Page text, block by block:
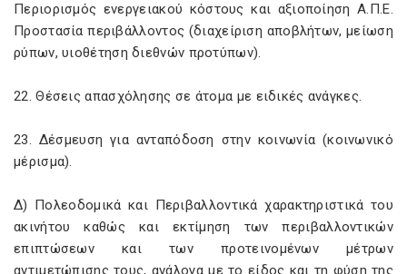
Περιορισμός ενεργειακού κόστους και αξιοποίηση Α.Π.Ε.
Προστασία περιβάλλοντος (διαχείριση αποβλήτων, μείωση
ρύπων, υιοθέτηση διεθνών προτύπων).
22. Θέσεις απασχόλησης σε άτομα με ειδικές ανάγκες.
23. Δέσμευση για ανταπόδοση στην κοινωνία (κοινωνικό
μέρισμα).
Δ) Πολεοδομικά και Περιβαλλοντικά χαρακτηριστικά του
ακινήτου καθώς και εκτίμηση των περιβαλλοντικών
επιπτώσεων και των προτεινομένων μέτρων
αντιμετώπισης τους, ανάλογα με το είδος και τη φύση της